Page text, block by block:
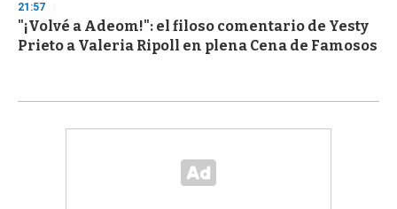
21:57
"¡Volvé a Adeom!": el filoso comentario de Yesty
Prieto a Valeria Ripoll en plena Cena de Famosos